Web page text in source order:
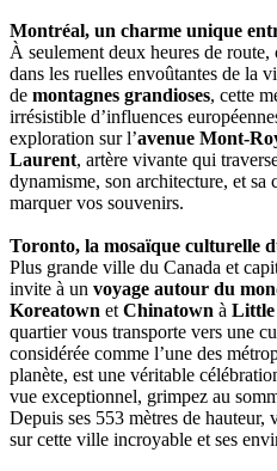
Montréal, un charme unique
À seulement deux heures de route,
dans les ruelles envoûtantes de la
de montagnes grandioses, cette
irrésistible d’influences
exploration sur l’avenue Mont-
Laurent, artère vivante qui
dynamisme, son architecture, et sa
marquer vos souvenirs.
Toronto, la mosaïque culturelle
Plus grande ville du Canada et
invite à un voyage autour du
Koreatown et Chinatown à
quartier vous transporte vers une
considérée comme l’une des
planète, est une véritable
vue exceptionnel, grimpez au
Depuis ses 553 mètres de hauteur,
sur cette ville incroyable et ses